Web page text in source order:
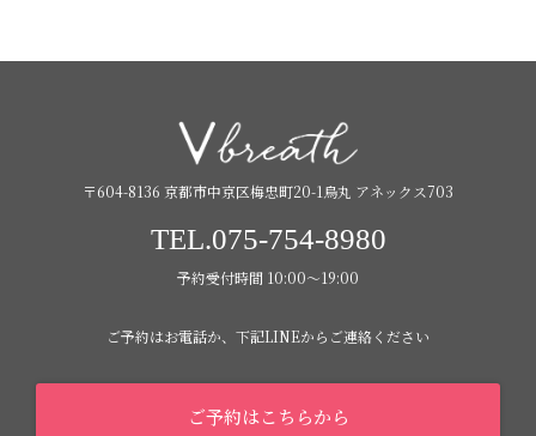
〒604-8136 京都市中京区梅忠町20-1烏丸 アネックス703
TEL.075-754-8980
予約受付時間 10:00〜19:00
ご予約はお電話か、下記LINEからご連絡ください
ご予約はこちらから